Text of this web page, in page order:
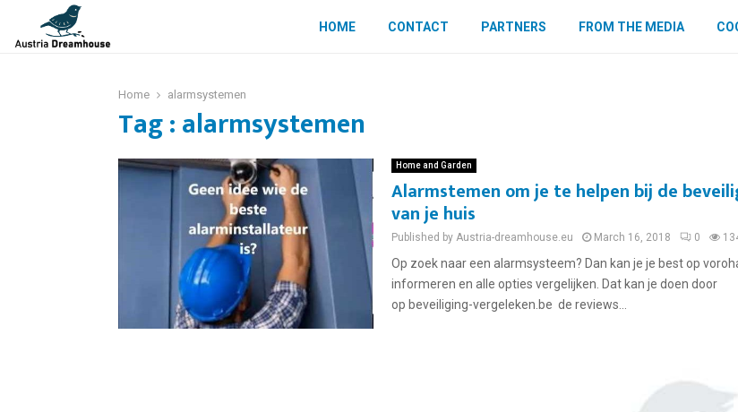
HOME CONTACT PARTNERS FROM THE MEDIA
Home alarmsystemen
Tag : alarmsystemen
Home and Garden
Alarmstemen om je te helpen bij de
van je huis
Published by Austria-dreamhouse.eu March 16, 2018 0
Op zoek naar een alarmsysteem? Dan kan je je best op
informeren en alle opties vergelijken. Dat kan je doen door
op beveiliging-vergeleken.be de reviews...